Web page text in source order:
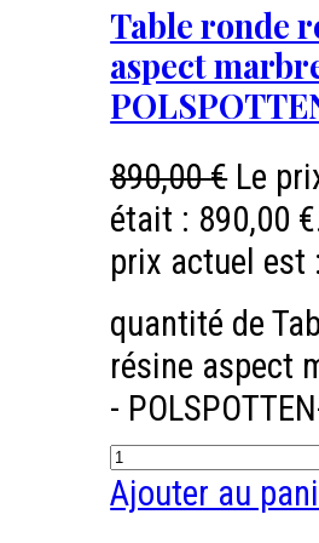
Table ronde
aspect
890,00€ Le
était : 890,00
prix actuel est
quantité de
résine aspect
-
Ajouter au